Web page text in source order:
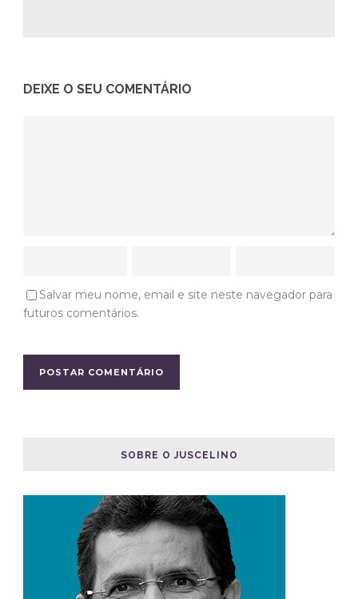
DEIXE O SEU COMENTÁRIO
Salvar meu nome, email e site neste navegador para
futuros comentários.
SOBRE O JUSCELINO